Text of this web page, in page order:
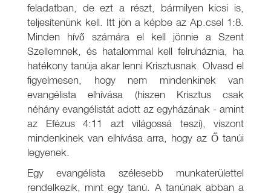
feladatban, de ezt a részt, bármilyen kicsi is,
teljesítenünk kell. Itt jön a képbe az Ap.csel 1:8.
Minden hívő számára el kell jönnie a Szent
Szellemnek, és hatalommal kell felruháznia, ha
hatékony tanúja akar lenni Krisztusnak. Olvasd el
figyelmesen, hogy nem mindenkinek van
evangélista elhívása (hiszen Krisztus csak
néhány evangélistát adott az egyházának - amint
az Efézus 4:11 azt világossá teszi), viszont
mindenkinek van elhívása arra, hogy az Ő tanúi
legyenek.
Egy evangélista szélesebb munkaterülettel
rendelkezik, mint egy tanú. A tanúnak abban a